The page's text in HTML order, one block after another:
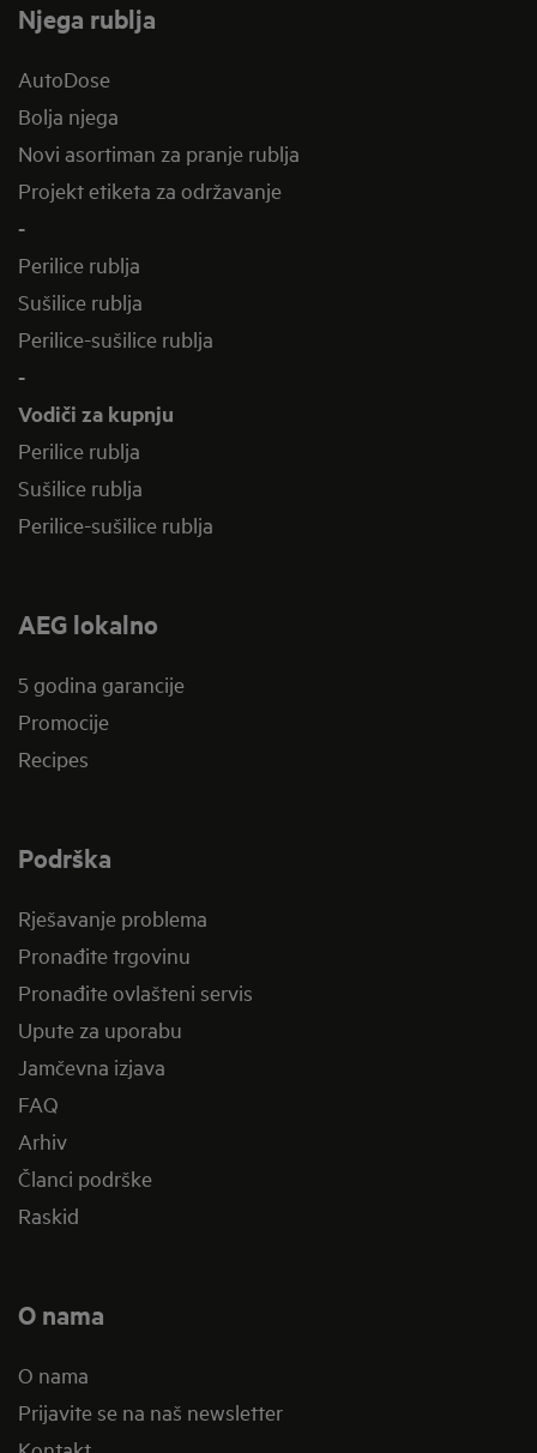
Njega rublja
AutoDose
Bolja njega
Novi asortiman za pranje rublja
Projekt etiketa za održavanje
-
Perilice rublja
Sušilice rublja
Perilice-sušilice rublja
-
Vodiči za kupnju
Perilice rublja
Sušilice rublja
Perilice-sušilice rublja
AEG lokalno
5 godina garancije
Promocije
Recipes
Podrška
Rješavanje problema
Pronađite trgovinu
Pronađite ovlašteni servis
Upute za uporabu
Jamčevna izjava
FAQ
Arhiv
Članci podrške
Raskid
O nama
O nama
Prijavite se na naš newsletter